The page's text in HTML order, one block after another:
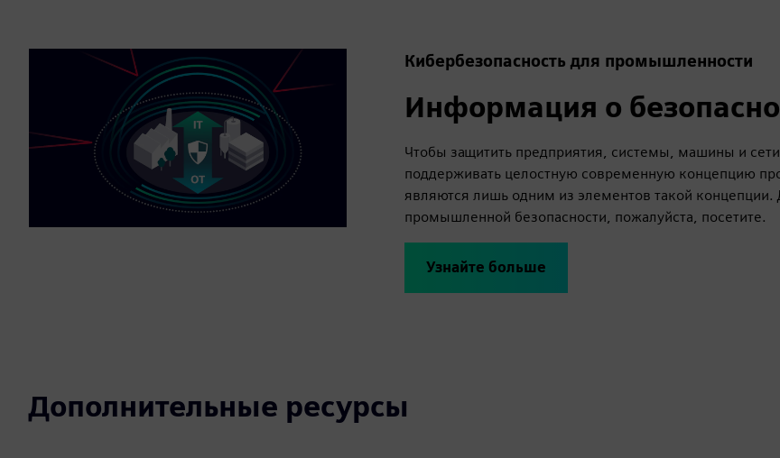
Кибербезопасность для промышленности
Информация о
Чтобы защитить предприятия, системы, машины и
поддерживать целостную современную концепцию
являются лишь одним из элементов такой
промышленной безопасности, пожалуйста, посетите.
Узнайте больше
Дополнительные ресурсы